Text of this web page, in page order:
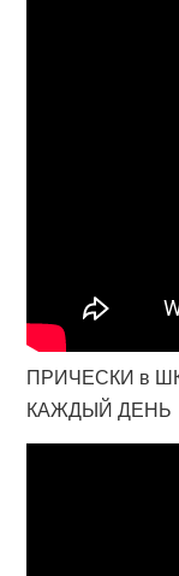
ПРИЧЕСКИ в
КАЖДЫЙ ДЕНЬ